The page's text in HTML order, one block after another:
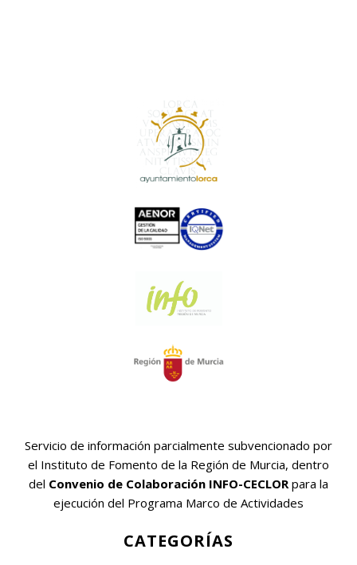
Servicio de información parcialmente subvencionado por
el Instituto de Fomento de la Región de Murcia, dentro
del Convenio de Colaboración INFO-CECLOR para la
ejecución del Programa Marco de Actividades
CATEGORÍAS